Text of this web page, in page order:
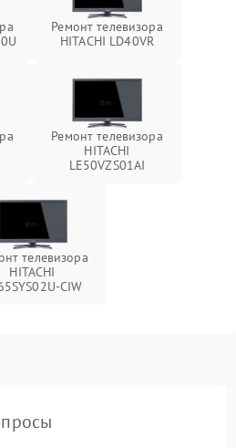
Ремонт телевизора
HITACHI LD40VR
Ремонт телевизора
HITACHI
LE50VZS01AI
телевизора
HITACHI
CIW